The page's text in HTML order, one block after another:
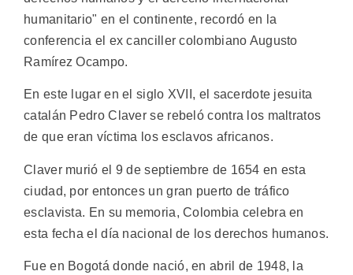
humanitario" en el continente, recordó en la
conferencia el ex canciller colombiano Augusto
Ramírez Ocampo.
En este lugar en el siglo XVII, el sacerdote jesuita
catalán Pedro Claver se rebeló contra los maltratos
de que eran víctima los esclavos africanos.
Claver murió el 9 de septiembre de 1654 en esta
ciudad, por entonces un gran puerto de tráfico
esclavista. En su memoria, Colombia celebra en
esta fecha el día nacional de los derechos humanos.
Fue en Bogotá donde nació, en abril de 1948, la